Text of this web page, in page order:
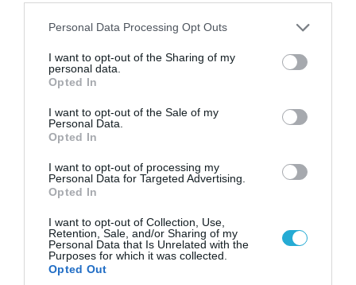
Please note that this website/app uses one or more Google
not limited to your visit or usage behaviour. You may click to
grant or deny consent to Google and its third-party tags to
use your data for below specified purposes in below Google
consent section.
Personal Data Processing Opt Outs
I want to opt-out of the Sharing of my
personal data.
Opted In
I want to opt-out of the Sale of my
Personal Data.
Opted In
I want to opt-out of processing my
Personal Data for Targeted Advertising.
Opted In
I want to opt-out of Collection, Use,
Retention, Sale, and/or Sharing of my
Personal Data that Is Unrelated with the
Purposes for which it was collected.
Opted Out
07.08.2026 | 18:02
«Κεραυνοί» της ρωσικής Βοστόκ κατέκαψαν
εξοπλισμό των ΗΠΑ με Ουκρανούς και
Αμερικανούς μισθοφόρους – Δείτε βίντεο